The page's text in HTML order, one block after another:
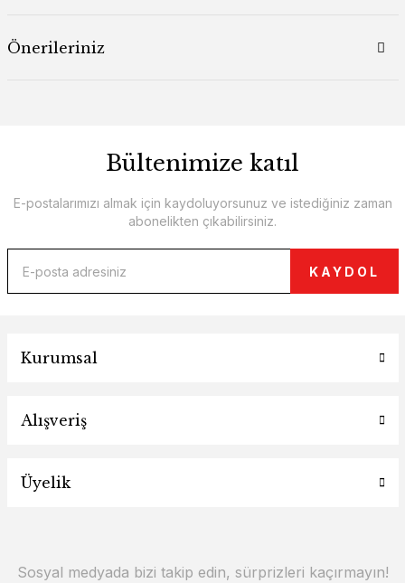
Önerileriniz
Bültenimize katıl
E-postalarımızı almak için kaydoluyorsunuz ve istediğiniz zaman
abonelikten çıkabilirsiniz.
KAYDOL
Kurumsal
Alışveriş
Üyelik
Sosyal medyada bizi takip edin, sürprizleri kaçırmayın!